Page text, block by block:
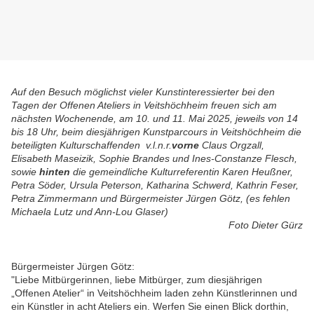
Auf den Besuch möglichst vieler Kunstinteressierter bei den
Tagen der Offenen Ateliers in Veitshöchheim freuen sich am
nächsten Wochenende, am 10. und 11. Mai 2025, jeweils von 14
bis 18 Uhr, beim diesjährigen Kunstparcours in Veitshöchheim die
beteiligten Kulturschaffenden v.l.n.r.vorne Claus Orgzall,
Elisabeth Maseizik, Sophie Brandes und Ines-Constanze Flesch,
sowie hinten die gemeindliche Kulturreferentin Karen Heußner,
Petra Söder, Ursula Peterson, Katharina Schwerd, Kathrin Feser,
Petra Zimmermann und Bürgermeister Jürgen Götz, (es fehlen
Michaela Lutz und Ann-Lou Glaser)
Foto Dieter Gürz
Bürgermeister Jürgen Götz:
"Liebe Mitbürgerinnen, liebe Mitbürger, zum diesjährigen
„Offenen Atelier“ in Veitshöchheim laden zehn Künstlerinnen und
ein Künstler in acht Ateliers ein. Werfen Sie einen Blick dorthin,